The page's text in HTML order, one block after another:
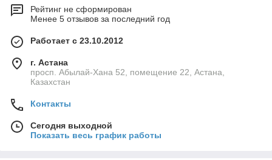
Рейтинг не сформирован
Менее 5 отзывов за последний год
Работает с 23.10.2012
г. Астана
просп. Абылай-Хана 52, помещение 22, Астана,
Казахстан
Контакты
Сегодня выходной
Показать весь график работы